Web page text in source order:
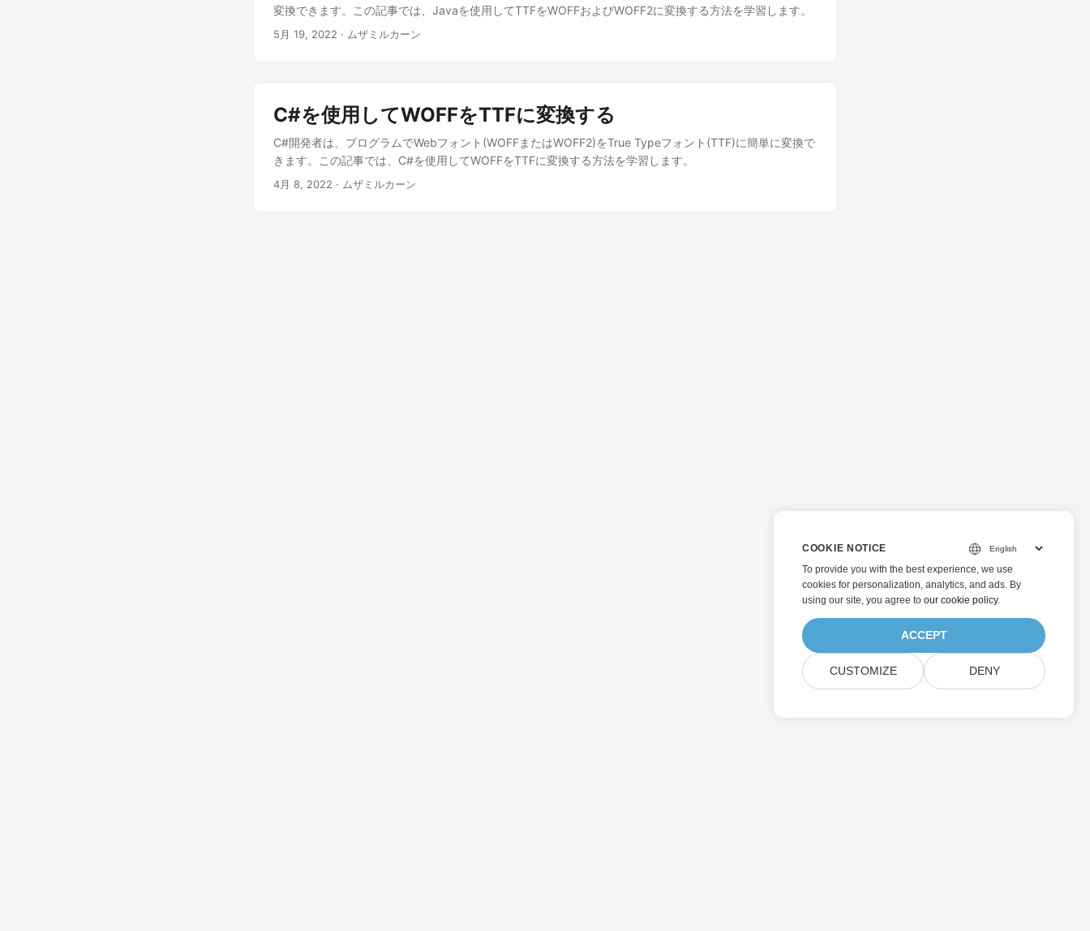
変換できます。この記事では、Javaを使用してTTFをWOFFおよびWOFF2に変換する方法を学習します。
5月 19, 2022 · ムザミルカーン
C#を使用してWOFFをTTFに変換する
C#開発者は、プログラムでWebフォント(WOFFまたはWOFF2)をTrue Typeフォント(TTF)に簡単に変換で
きます。この記事では、C#を使用してWOFFをTTFに変換する方法を学習します。
4月 8, 2022 · ムザミルカーン
COOKIE NOTICE
To provide you with the best experience, we use
cookies for personalization, analytics, and ads. By
using our site, you agree to our cookie policy.
ACCEPT
CUSTOMIZE DENY